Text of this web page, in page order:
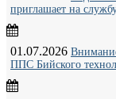
приглашает на
01.07.2026
ППС Бийского